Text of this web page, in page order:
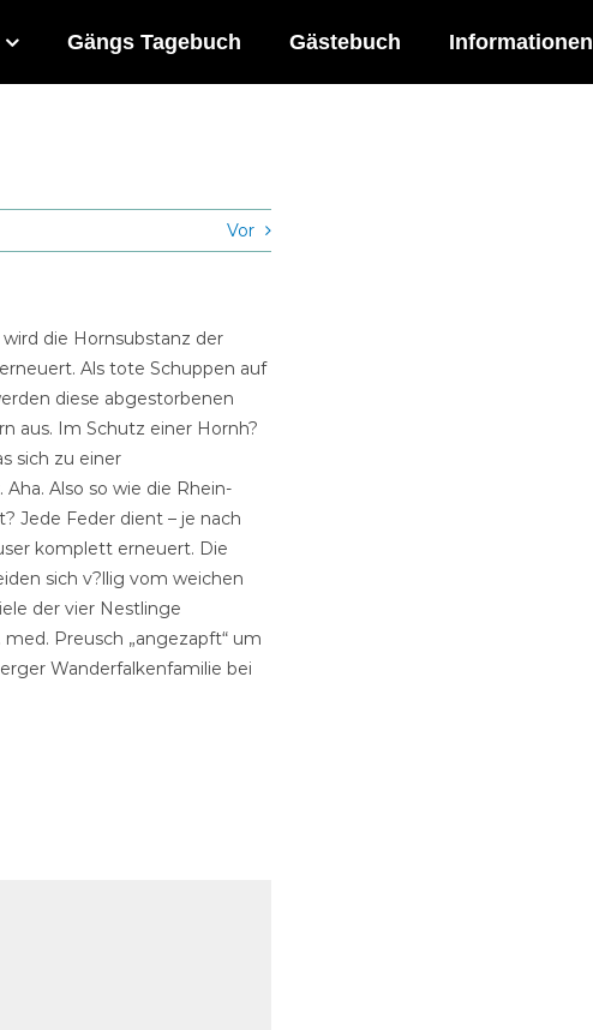
Gängs Tagebuch Gästebuch Informationen
Vor
die Hornsubstanz der
Als tote Schuppen auf
diese abgestorbenen
aus. Im Schutz einer Hornh?
sich zu einer
Also so wie die Rhein-
Jede Feder dient – je nach
komplett erneuert. Die
sich v?llig vom weichen
der vier Nestlinge
Preusch „angezapft“ um
Wanderfalkenfamilie bei